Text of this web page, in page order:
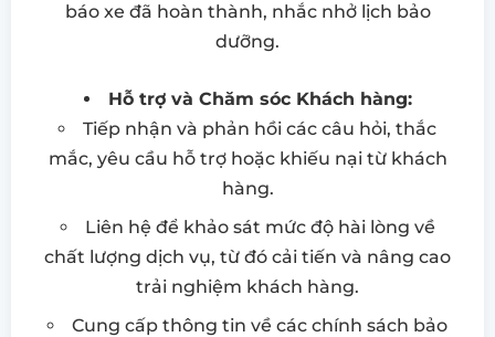
báo xe đã hoàn thành, nhắc nhở lịch bảo
dưỡng.
Hỗ trợ và Chăm sóc Khách hàng:
Tiếp nhận và phản hồi các câu hỏi, thắc
mắc, yêu cầu hỗ trợ hoặc khiếu nại từ khách
hàng.
Liên hệ để khảo sát mức độ hài lòng về
chất lượng dịch vụ, từ đó cải tiến và nâng cao
trải nghiệm khách hàng.
Cung cấp thông tin về các chính sách bảo